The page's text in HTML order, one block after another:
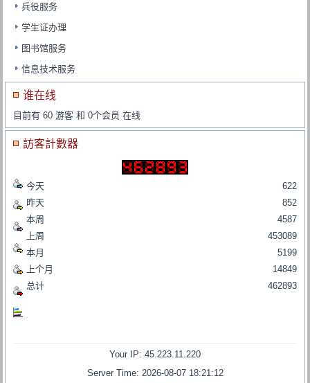
兵役服务
学生证办理
图书馆服务
信息技术服务
谁在线
目前有 60 游客 和 0个会员 在线
訪客計數器
今天
昨天
本周
上周
本月
上个月
总计
622
852
4587
453089
5199
14849
462893
Your IP: 45.223.11.220
Server Time: 2026-08-07 18:21:12